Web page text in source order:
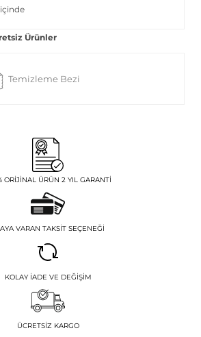
Ürünler
Temizleme Bezi
ORIJINAL ÜRÜN 2 YIL GARANTI
VARAN TAKSIT SEÇENEĞI
KOLAY İADE VE DEĞIŞIM
ÜCRETSIZ KARGO